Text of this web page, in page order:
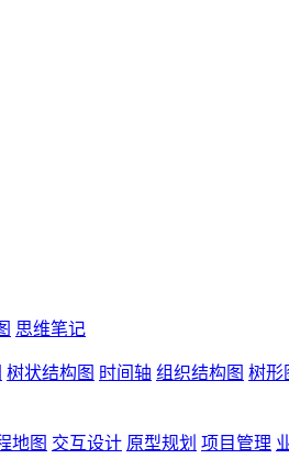
思维笔记
树状结构图 时间轴 组织结构图 树形
地图 交互设计 原型规划 项目管理